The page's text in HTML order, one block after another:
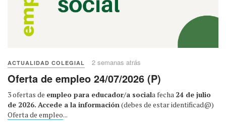
ACTUALIDAD COLEGIAL 2 semanas atrás
Oferta de empleo 24/07/2026 (P)
3 ofertas de empleo para educador/a sociala fecha 24 de julio
de 2026. Accede a la información(debes de estar identificad@)
Oferta de empleo...